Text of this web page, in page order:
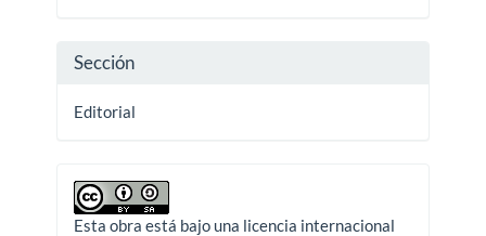
Sección
Editorial
Esta obra está bajo una licencia internacional